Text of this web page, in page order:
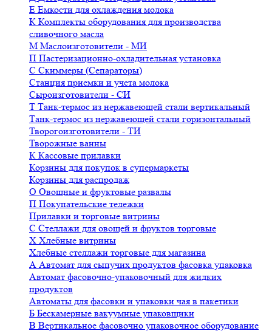
Е Емкости для охлаждения молока
К Комплекты оборудования для производства
сливочного масла
М Маслоизготовители - МИ
П Пастеризационно-охладительная установка
С Скиммеры (Сепараторы)
Станция приемки и учета молока
Сыроизготовители - СИ
Т Танк-термос из нержавеющей стали вертикальный
Танк-термос из нержавеющей стали горизонтальный
Творогоизготовители - ТИ
Творожные ванны
К Кассовые прилавки
Корзины для покупок в супермаркеты
Корзины для распродаж
О Овощные и фруктовые развалы
П Покупательские тележки
Прилавки и торговые витрины
С Стеллажи для овощей и фруктов торговые
Х Хлебные витрины
Хлебные стеллажи торговые для магазина
А Автомат для сыпучих продуктов фасовка упаковка
Автомат фасовочно-упаковочный для жидких
продуктов
Автоматы для фасовки и упаковки чая в пакетики
Б Бескамерные вакуумные упаковщики
В Вертикальное фасовочно упаковочное оборудование